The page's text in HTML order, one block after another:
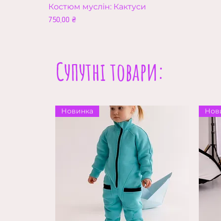
Костюм муслін: Кактуси
Ціна
750,00 ₴
Супутні товари:
Новинка